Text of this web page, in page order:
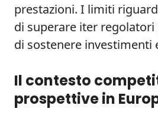
prestazioni. I limiti
di superare iter
di sostenere investimenti
Il contesto
prospettive in